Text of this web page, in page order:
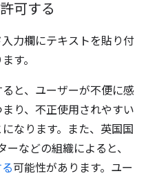
可する
力欄にテキストを貼り付
す。
と、ユーザーが不便に感
り、不正使用されやすい
なります。また、英国国
などの組織によると、
可能性があります。ユー